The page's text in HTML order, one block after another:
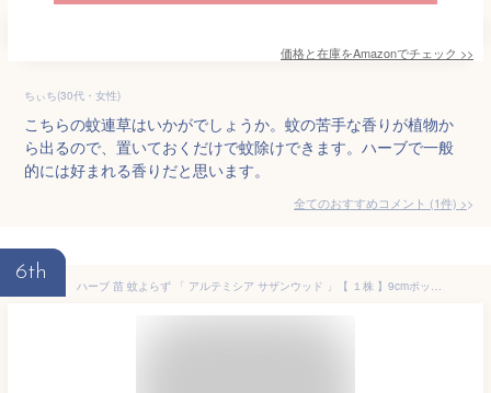
価格と在庫をAmazonでチェック >>
ちぃち(30代・女性)
こちらの蚊連草はいかがでしょうか。蚊の苦手な香りが植物か
ら出るので、置いておくだけで蚊除けできます。ハーブで一般
的には好まれる香りだと思います。
全てのおすすめコメント (1件) >
6th
ハーブ 苗 蚊よらず 「 アルテミシア サザンウッド 」【 １株 】9cmポット 蚊不寄 アルテメシア オキナヨモギ ワームウッド コンパニオンプランツ 多年草 グラウンドカバー グランドカバー 寄せ植え Artemisia abrotanum southernwood